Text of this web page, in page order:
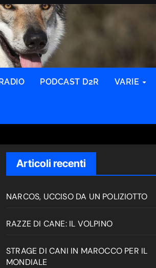
PODCAST D2R VARIE
Articoli recenti
NARCOS, UCCISO DA UN POLIZIOTTO
RAZZE DI CANE: IL VOLPINO
STRAGE DI CANI IN MAROCCO PER IL
MONDIALE